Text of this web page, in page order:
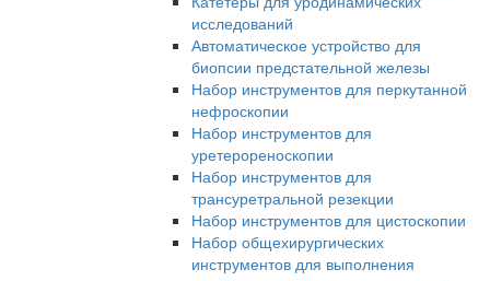
исследований
Автоматическое устройство для
биопсии предстательной железы
Набор инструментов для перкутанной
нефроскопии
Набор инструментов для
уретерореноскопии
Набор инструментов для
трансуретральной резекции
Набор инструментов для цистоскопии
Набор общехирургических
инструментов для выполнения